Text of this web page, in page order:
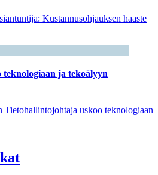
Kustannusohjauksen haaste
ja tekoälyyn
Tietohallintojohtaja uskoo teknologiaan